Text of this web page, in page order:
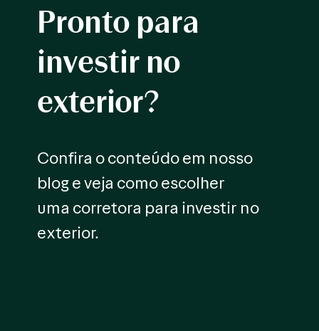
Confira o conteúdo em nosso
blog e veja como escolher
uma corretora para investir no
exterior.
Pronto para
investir no
exterior?